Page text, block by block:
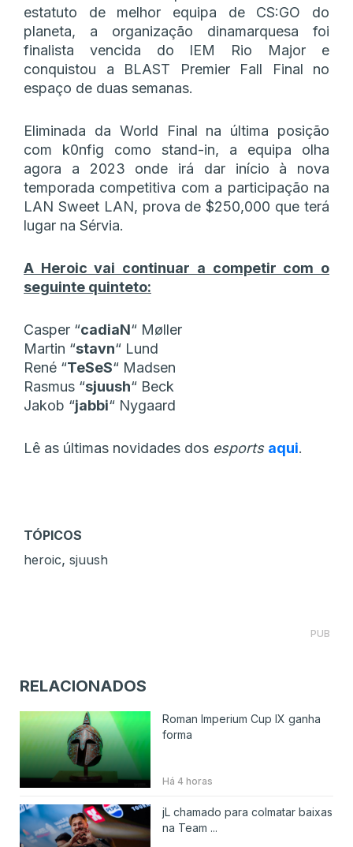
estatuto de melhor equipa de CS:GO do
planeta, a organização dinamarquesa foi
finalista vencida do IEM Rio Major e
conquistou a BLAST Premier Fall Final no
espaço de duas semanas.
Eliminada da World Final na última posição
com k0nfig como stand-in, a equipa olha
agora a 2023 onde irá dar início à nova
temporada competitiva com a participação na
LAN Sweet LAN, prova de $250,000 que terá
lugar na Sérvia.
A Heroic vai continuar a competir com o
seguinte quinteto:
Casper “⁠cadiaN⁠“ Møller
Martin “⁠stavn⁠“ Lund
René “⁠TeSeS⁠“ Madsen
Rasmus “⁠sjuush⁠“ Beck
Jakob “⁠jabbi⁠“ Nygaard
Lê as últimas novidades dos esports aqui.
TÓPICOS
heroic, sjuush
PUB
RELACIONADOS
Roman Imperium Cup IX ganha
forma
Há 4 horas
jL chamado para colmatar baixas
na Team ...